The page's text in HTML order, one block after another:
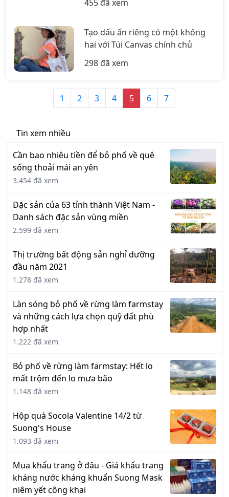
455 đã xem
Tạo dấu ấn riêng có một không
hai với Túi Canvas chính chủ
298 đã xem
1 2 3 4 5 6 7
Tin xem nhiều
Cần bao nhiêu tiền để bỏ phố về quê
sống thoải mái an yên
3.454 đã xem
Đặc sản của 63 tỉnh thành Việt Nam -
Danh sách đặc sản vùng miền
2.599 đã xem
Thị trường bất động sản nghỉ dưỡng
đầu năm 2021
1.278 đã xem
Làn sóng bỏ phố về rừng làm farmstay
và những cách lựa chọn quỹ đất phù
hợp nhất
1.222 đã xem
Bỏ phố về rừng làm farmstay: Hết lo
mất trộm đến lo mưa bão
1.148 đã xem
Hộp quà Socola Valentine 14/2 từ
Suong's House
1.093 đã xem
Mua khẩu trang ở đâu - Giá khẩu trang
kháng nước kháng khuẩn Suong Mask
niêm yết công khai